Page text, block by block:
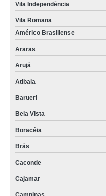
Vila Independência
Vila Romana
Américo Brasiliense
Araras
Arujá
Atibaia
Barueri
Bela Vista
Boracéia
Brás
Caconde
Cajamar